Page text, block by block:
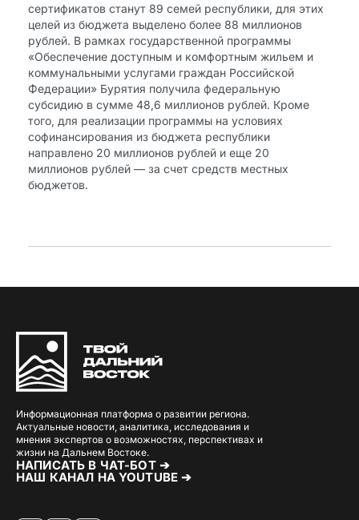
сертификатов станут 89 семей республики, для этих
целей из бюджета выделено более 88 миллионов
рублей. В рамках государственной программы
«Обеспечение доступным и комфортным жильем и
коммунальными услугами граждан Российской
Федерации» Бурятия получила федеральную
субсидию в сумме 48,6 миллионов рублей. Кроме
того, для реализации программы на условиях
софинансирования из бюджета республики
направлено 20 миллионов рублей и еще 20
миллионов рублей — за счет средств местных
бюджетов.
Информационная платформа о развитии региона.
Актуальные новости, аналитика, исследования и
мнения экспертов о возможностях, перспективах и
жизни на Дальнем Востоке.
НАПИСАТЬ В ЧАТ-БОТ ➔
НАШ КАНАЛ НА YOUTUBE ➔